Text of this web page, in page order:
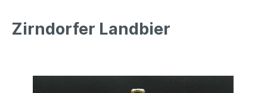
Zirndorfer Landbier